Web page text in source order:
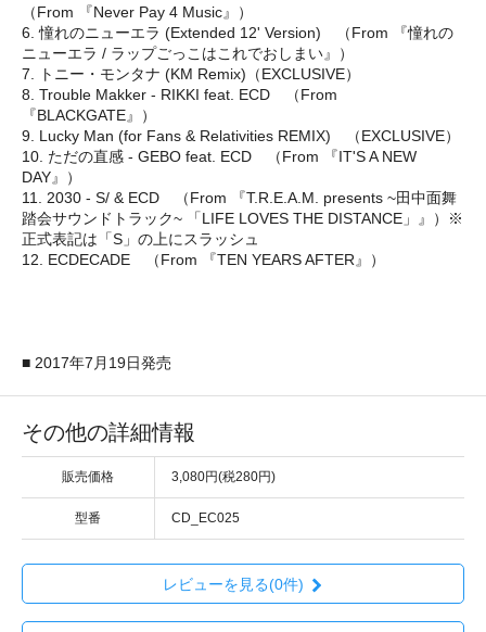
（From 『Never Pay 4 Music』）
6. 憧れのニューエラ (Extended 12' Version) （From 『憧れの
ニューエラ / ラップごっこはこれでおしまい』）
7. トニー・モンタナ (KM Remix)（EXCLUSIVE）
8. Trouble Makker - RIKKI feat. ECD （From
『BLACKGATE』）
9. Lucky Man (for Fans & Relativities REMIX) （EXCLUSIVE）
10. ただの直感 - GEBO feat. ECD （From 『IT'S A NEW
DAY』）
11. 2030 - S/ & ECD （From 『T.R.E.A.M. presents ~田中面舞
踏会サウンドトラック~ 「LIFE LOVES THE DISTANCE」』）※
正式表記は「S」の上にスラッシュ
12. ECDECADE （From 『TEN YEARS AFTER』）
■ 2017年7月19日発売
その他の詳細情報
販売価格 3,080円(税280円)
型番 CD_EC025
レビューを見る(0件)